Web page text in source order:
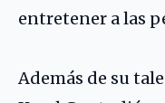
entretener a las
Además de su